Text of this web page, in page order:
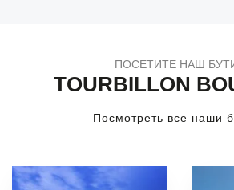
ПОСЕТИТЕ НАШ
TOURBILLON
Посмотреть все наши